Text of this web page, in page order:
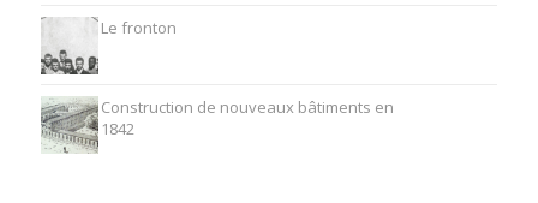
Le fronton
Construction de nouveaux bâtiments en
1842